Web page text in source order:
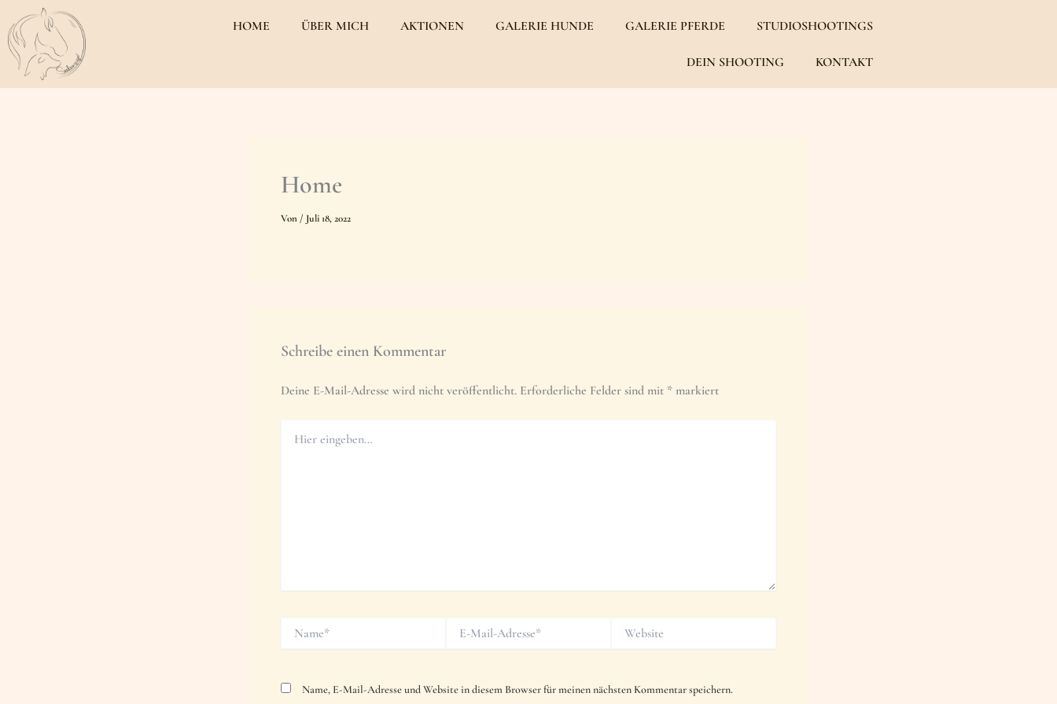
Inhalt
springen
HOME ÜBER MICH AKTIONEN GALERIE HUNDE GALERIE PFERDE STUDIOSHOOTINGS
DEIN SHOOTING KONTAKT
Home
Von / Juli 18, 2022
Schreibe einen Kommentar
Deine E-Mail-Adresse wird nicht veröffentlicht. Erforderliche Felder sind mit * markiert
eingeben…
Mail-
Name, E-Mail-Adresse und Website in diesem Browser für meinen nächsten Kommentar speichern.